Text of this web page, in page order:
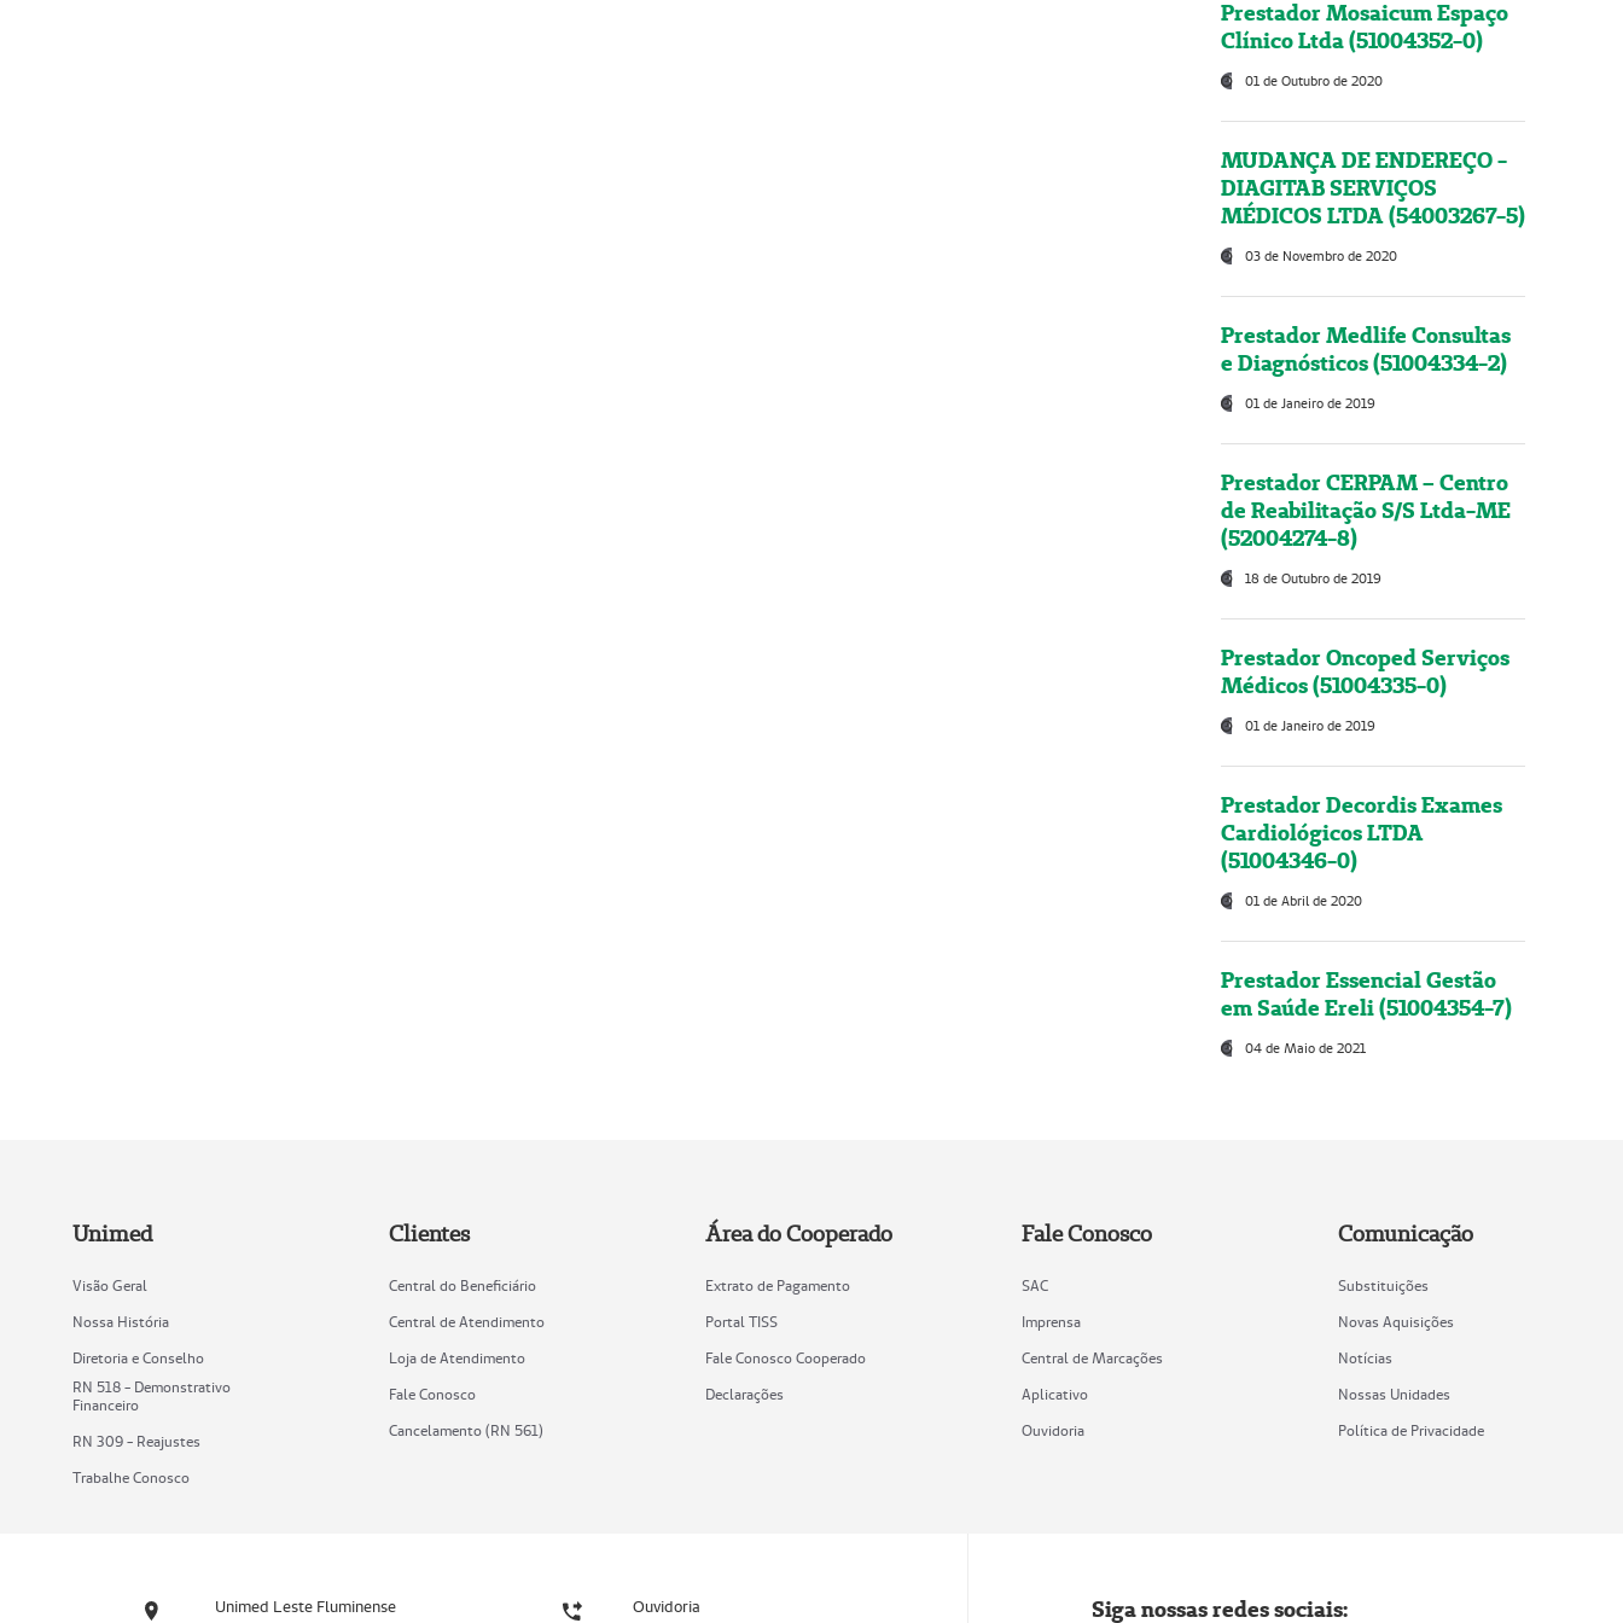
Prestador Mosaicum Espaço
Clínico Ltda (51004352-0)
01 de Outubro de 2020
MUDANÇA DE ENDEREÇO -
DIAGITAB SERVIÇOS
MÉDICOS LTDA (54003267-5)
03 de Novembro de 2020
Prestador Medlife Consultas
e Diagnósticos (51004334-2)
01 de Janeiro de 2019
Prestador CERPAM – Centro
de Reabilitação S/S Ltda-ME
(52004274-8)
18 de Outubro de 2019
Prestador Oncoped Serviços
Médicos (51004335-0)
01 de Janeiro de 2019
Prestador Decordis Exames
Cardiológicos LTDA
(51004346-0)
01 de Abril de 2020
Prestador Essencial Gestão
em Saúde Ereli (51004354-7)
04 de Maio de 2021
Unimed
Visão Geral
Nossa História
Diretoria e Conselho
RN 518 - Demonstrativo
Financeiro
RN 309 - Reajustes
Trabalhe Conosco
Clientes
Central do Beneficiário
Central de Atendimento
Loja de Atendimento
Fale Conosco
Cancelamento (RN 561)
Área do Cooperado
Extrato de Pagamento
Portal TISS
Fale Conosco Cooperado
Declarações
Fale Conosco
SAC
Imprensa
Central de Marcações
Aplicativo
Ouvidoria
Comunicação
Substituições
Novas Aquisições
Notícias
Nossas Unidades
Política de Privacidade
Unimed Leste Fluminense Ouvidoria Siga nossas redes sociais: